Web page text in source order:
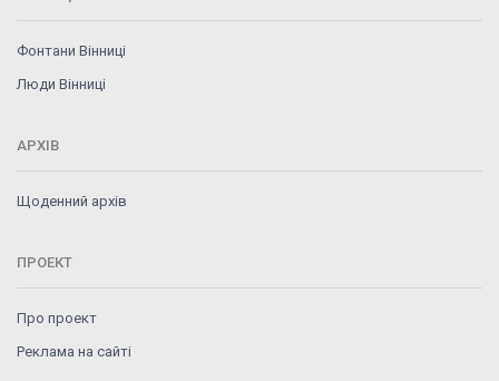
Фонтани Вінниці
Люди Вінниці
АРХІВ
Щоденний архів
ПРОЕКТ
Про проект
Реклама на сайті